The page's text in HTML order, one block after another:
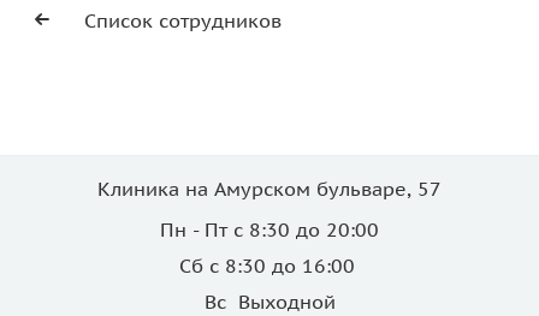
Список сотрудников
Клиника на Амурском бульваре, 57
Пн - Пт с 8:30 до 20:00
Сб с 8:30 до 16:00
Вс Выходной